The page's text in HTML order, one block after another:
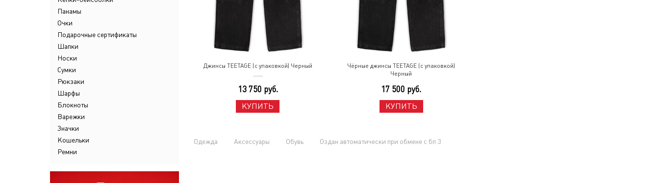
Панамы
Очки
Подарочные сертификаты
Шапки
Носки
Сумки
Рюкзаки
Шарфы
Блокноты
Варежки
Значки
Кошельки
Ремни
Джинсы TEETAGE (с упаковкой) Черный
13 750 руб.
КУПИТЬ
Чёрные джинсы TEETAGE (с упаковкой)
Черный
17 500 руб.
КУПИТЬ
Одежда Аксессуары Обувь Оздан автоматически при обмене с бп 3